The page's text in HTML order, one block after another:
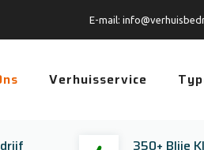
E-mail:
Verhuisservice
350+ Blije